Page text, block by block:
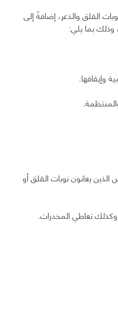
القلق والذعر، إضافةً إلى
بما يلي:
وإيقافها.
يعانون نوبات القلق أو
تعاطي المخدرات.